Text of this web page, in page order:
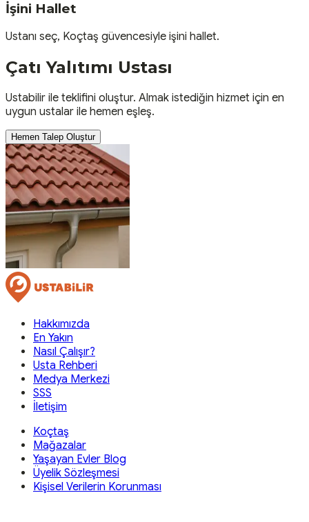
İşini Hallet
Ustanı seç, Koçtaş güvencesiyle işini hallet.
Çatı Yalıtımı Ustası
Ustabilir ile teklifini oluştur. Almak istediğin hizmet için en
uygun ustalar ile hemen eşleş.
Hemen Talep Oluştur
Hakkımızda
En Yakın
Nasıl Çalışır?
Usta Rehberi
Medya Merkezi
SSS
İletişim
Koçtaş
Mağazalar
Yaşayan Evler Blog
Üyelik Sözleşmesi
Kişisel Verilerin Korunması